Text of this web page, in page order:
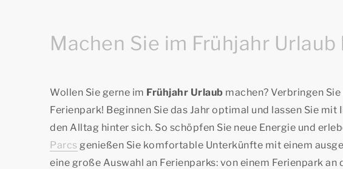
Machen Sie im Frühjahr
Wollen Sie gerne im Frühjahr Urlaub machen? Verbringen
Ferienpark! Beginnen Sie das Jahr optimal und lassen Sie
den Alltag hinter sich. So schöpfen Sie neue Energie und
Parcs genießen Sie komfortable Unterkünfte mit einem
eine große Auswahl an Ferienparks: von einem Ferienpark